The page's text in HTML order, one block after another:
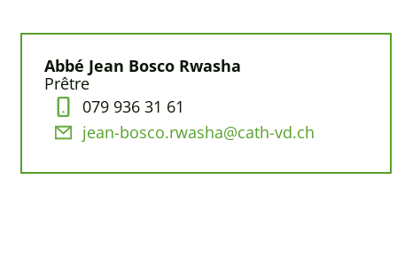
Abbé Jean Bosco Rwasha
Prêtre
079 936 31 61
jean-bosco.rwasha@cath-vd.ch